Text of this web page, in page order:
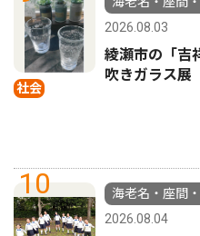
社会
2026.08.03
綾瀬市の「吉
吹きガラス展
10
海老名・座間
2026.08.04